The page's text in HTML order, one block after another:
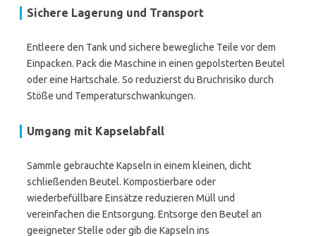
Sichere Lagerung und Transport
Entleere den Tank und sichere bewegliche Teile vor dem
Einpacken. Pack die Maschine in einen gepolsterten Beutel
oder eine Hartschale. So reduzierst du Bruchrisiko durch
Stöße und Temperaturschwankungen.
Umgang mit Kapselabfall
Sammle gebrauchte Kapseln in einem kleinen, dicht
schließenden Beutel. Kompostierbare oder
wiederbefüllbare Einsätze reduzieren Müll und
vereinfachen die Entsorgung. Entsorge den Beutel an
geeigneter Stelle oder gib die Kapseln ins